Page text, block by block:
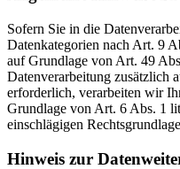
Sofern Sie in die
Datenkategorien nach Art. 9
auf Grundlage von Art. 49
Datenverarbeitung zusätzlich
erforderlich, verarbeiten wir
Grundlage von Art. 6 Abs. 1
einschlägigen
Hinweis zur